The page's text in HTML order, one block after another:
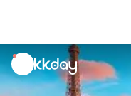
unread
notifications